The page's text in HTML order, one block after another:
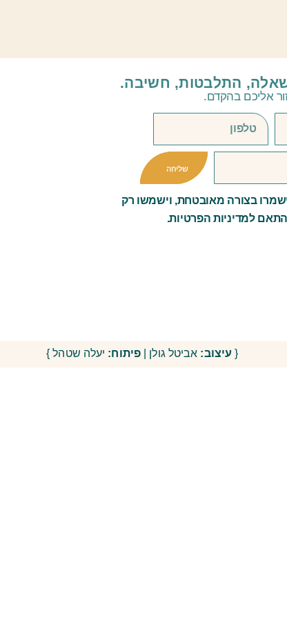
שאלה, התלבטות, חשיבה.
אליכם בהקדם.
בצורה מאובטחת, וישמשו רק
למדיניות הפרטיות.
שליחה
{ עיצוב: אביטל גולן | פיתוח: יעלה שטהל }